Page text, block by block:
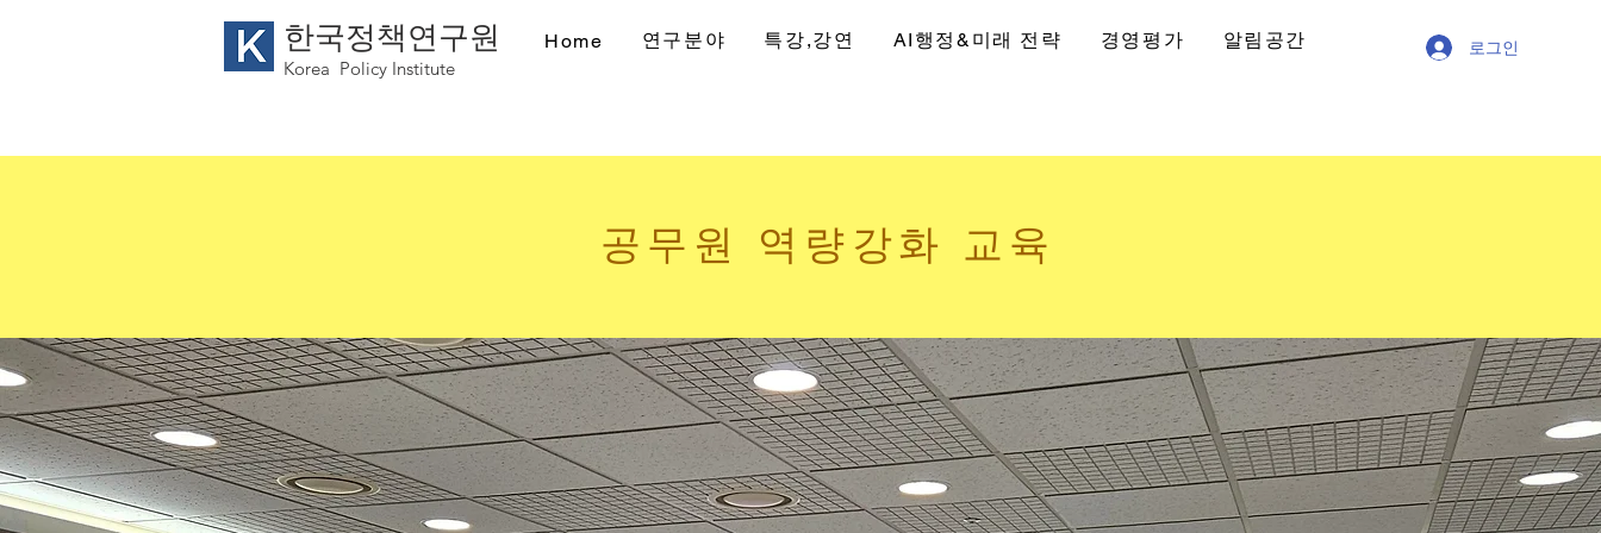
한국정책연구원
Korea Policy Institute
Home 연구분야 특강,강연 AI행정&미래 전략 경영평가 알림공간 로그인
공무원 역량강화 교육